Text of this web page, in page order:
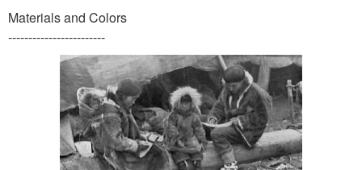
Materials and Colors
------------------------